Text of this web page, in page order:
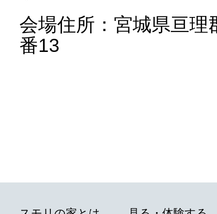
会場住所：宮城県亘
番13